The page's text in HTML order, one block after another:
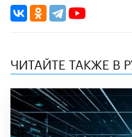
ЧИТАЙТЕ ТАКЖЕ В